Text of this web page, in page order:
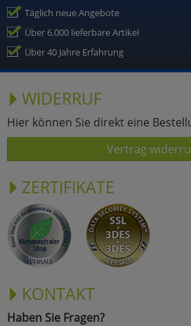
Täglich neue Angebote
Über 6.000 lieferbare Artikel
Über 40 Jahre Erfahrung
WIDERRUF
Hier können Sie direkt eine
Vertrag
ZERTIFIKATE
KONTAKT
Haben Sie Fragen?